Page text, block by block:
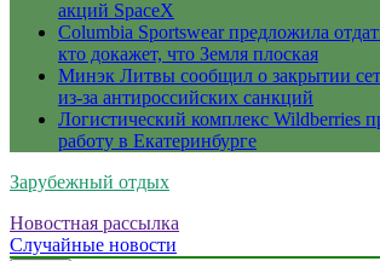
акций SpaceX
Columbia Sportswear предложила
кто докажет, что Земля плоская
Минэк Литвы сообщил о закрытии
из-за антироссийских санкций
Логистический комплекс Wildberries
работу в Екатеринбурге
Зарубежный отдых
Новостная рассылка
Случайные новости